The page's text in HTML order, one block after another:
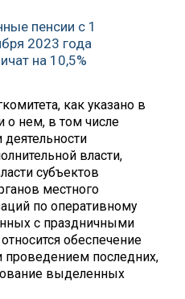
пенсии с 1
2023 года
на 10,5%
как указано в
нем, в том числе
власти,
субъектов
местного
по оперативному
с праздничными
обеспечение
проведением последних,
выделенных